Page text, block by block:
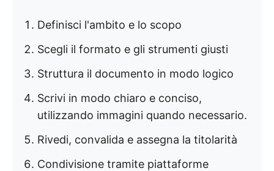
Definisci l'ambito e lo scopo
Scegli il formato e gli strumenti giusti
Struttura il documento in modo logico
Scrivi in modo chiaro e conciso,
utilizzando immagini quando necessario.
Rivedi, convalida e assegna la titolarità
Condivisione tramite piattaforme